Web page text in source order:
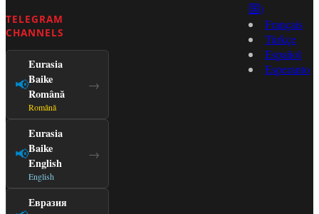
TELEGRAM
CHANNELS
📢
Eurasia
Baike
Română
Română
→
📢
Eurasia
Baike
English
English
→
Евразия
国)
Français
Türkçe
Español
Esperanto